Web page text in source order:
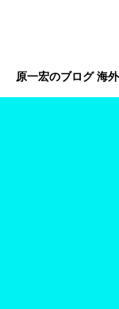
原一宏のブログ 海